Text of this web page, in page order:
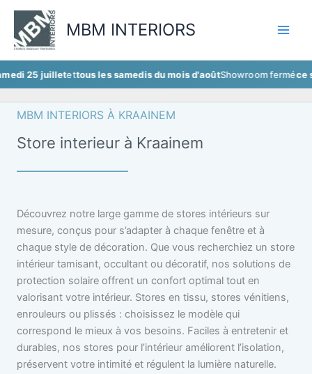
Aller
contenu
MBM INTERIORS
ettous les samedis du mois d'aoûtShowroom ferméce samedi
MBM INTERIORS À KRAAINEM
Store interieur à Kraainem
Découvrez notre large gamme de stores intérieurs sur
mesure, conçus pour s’adapter à chaque fenêtre et à
chaque style de décoration. Que vous recherchiez un store
intérieur tamisant, occultant ou décoratif, nos solutions de
protection solaire offrent un confort optimal tout en
valorisant votre intérieur. Stores en tissu, stores vénitiens,
enrouleurs ou plissés : choisissez le modèle qui
correspond le mieux à vos besoins. Faciles à entretenir et
durables, nos stores pour l’intérieur améliorent l’isolation,
préservent votre intimité et régulent la lumière naturelle.